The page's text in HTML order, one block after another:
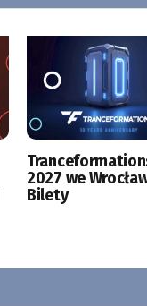
2027 we
Bilety